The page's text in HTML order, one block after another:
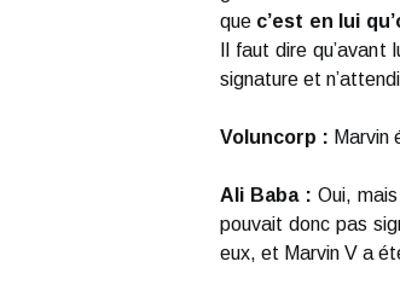
que c’est en lui
Il faut dire
signature et
Voluncorp : Marvin
Ali Baba : Oui, mais
pouvait donc pas
eux, et Marvin V a